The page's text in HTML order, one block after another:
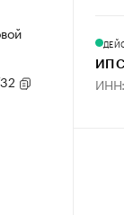
ИП